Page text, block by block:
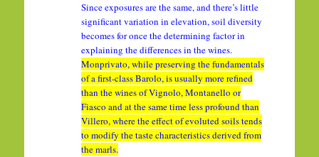
Since exposures are the same, and there’s little
significant variation in elevation, soil diversity
becomes for once the determining factor in
explaining the differences in the wines.
Monprivato, while preserving the fundamentals
of a first-class Barolo, is usually more refined
than the wines of Vignolo, Montanello or
Fiasco and at the same time less profound than
Villero, where the effect of evoluted soils tends
to modify the taste characteristics derived from
the marls.